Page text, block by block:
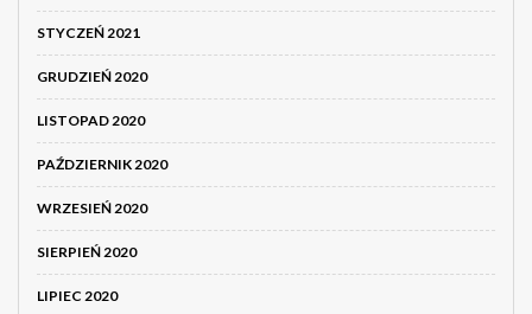
STYCZEŃ 2021
GRUDZIEŃ 2020
LISTOPAD 2020
PAŹDZIERNIK 2020
WRZESIEŃ 2020
SIERPIEŃ 2020
LIPIEC 2020